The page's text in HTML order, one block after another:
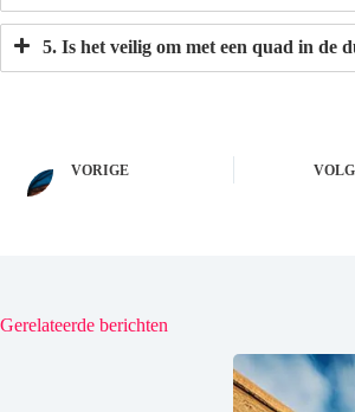
5. Is het veilig om met een quad in de
VORIGE
Gerelateerde berichten